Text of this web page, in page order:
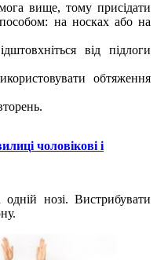
вище, тому присідати
на носках або на
від підлоги
обтяження
чоловікові і
нозі. Вистрибувати